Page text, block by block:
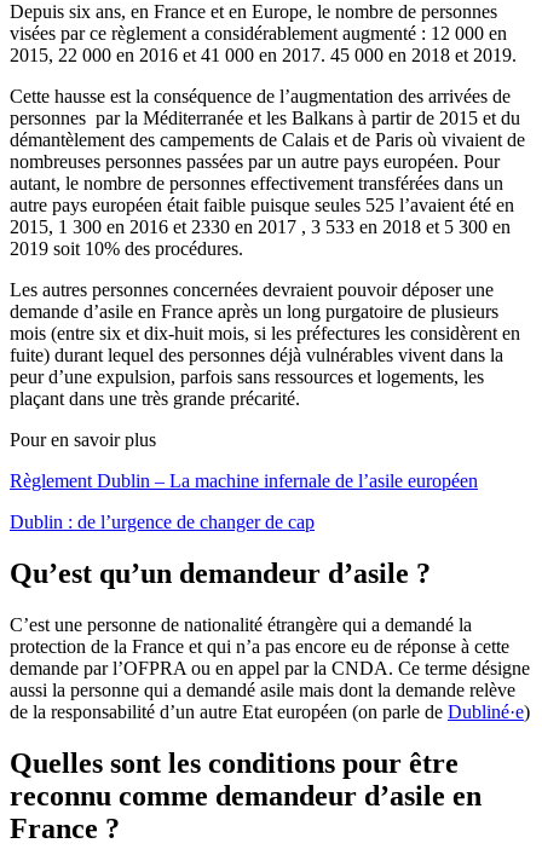
Depuis six ans, en France et en Europe, le nombre de personnes
visées par ce règlement a considérablement augmenté : 12 000 en
2015, 22 000 en 2016 et 41 000 en 2017. 45 000 en 2018 et 2019.
Cette hausse est la conséquence de l’augmentation des arrivées de
personnes par la Méditerranée et les Balkans à partir de 2015 et du
démantèlement des campements de Calais et de Paris où vivaient de
nombreuses personnes passées par un autre pays européen. Pour
autant, le nombre de personnes effectivement transférées dans un
autre pays européen était faible puisque seules 525 l’avaient été en
2015, 1 300 en 2016 et 2330 en 2017 , 3 533 en 2018 et 5 300 en
2019 soit 10% des procédures.
Les autres personnes concernées devraient pouvoir déposer une
demande d’asile en France après un long purgatoire de plusieurs
mois (entre six et dix-huit mois, si les préfectures les considèrent en
fuite) durant lequel des personnes déjà vulnérables vivent dans la
peur d’une expulsion, parfois sans ressources et logements, les
plaçant dans une très grande précarité.
Pour en savoir plus
Règlement Dublin – La machine infernale de l’asile européen
Dublin : de l’urgence de changer de cap
Qu’est qu’un demandeur d’asile ?
C’est une personne de nationalité étrangère qui a demandé la
protection de la France et qui n’a pas encore eu de réponse à cette
demande par l’OFPRA ou en appel par la CNDA. Ce terme désigne
aussi la personne qui a demandé asile mais dont la demande relève
de la responsabilité d’un autre Etat européen (on parle de Dubliné·e)
Quelles sont les conditions pour être
reconnu comme demandeur d’asile en
France ?